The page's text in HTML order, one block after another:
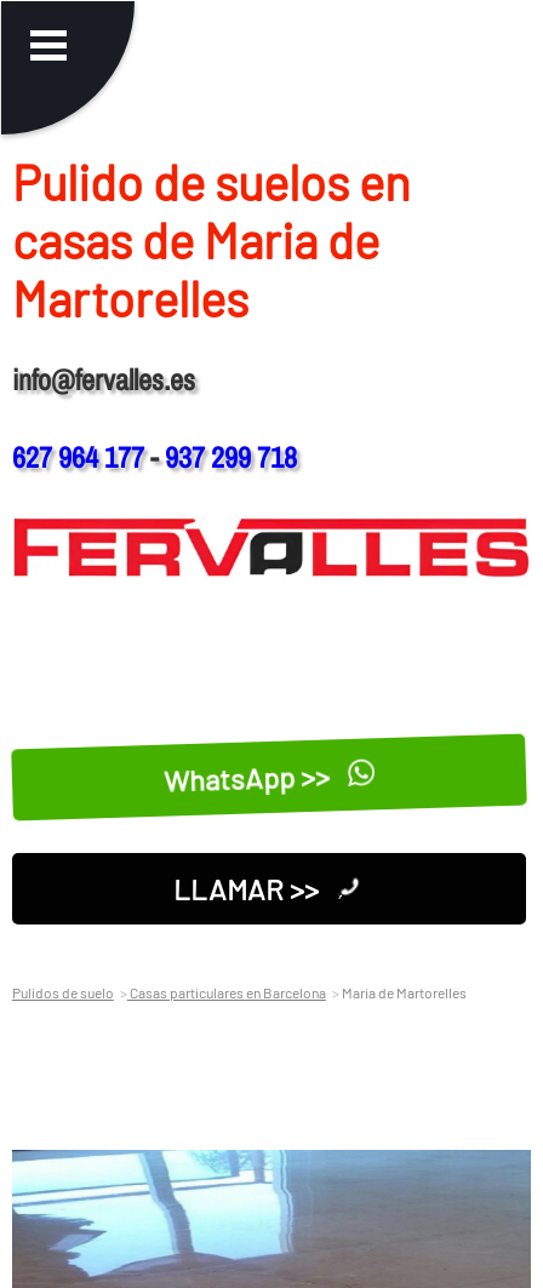
Pulido de suelos en
casas de Maria de
Martorelles
info@fervalles.es
627 964 177-937 299 718
WhatsApp >>
LLAMAR >>
Pulidos de suelo Casas particulares en Barcelona Maria de Martorelles